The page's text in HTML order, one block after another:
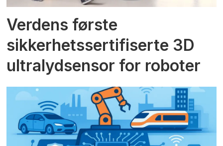
Verdens første
sikkerhetssertifiserte 3D
ultralydsensor for roboter